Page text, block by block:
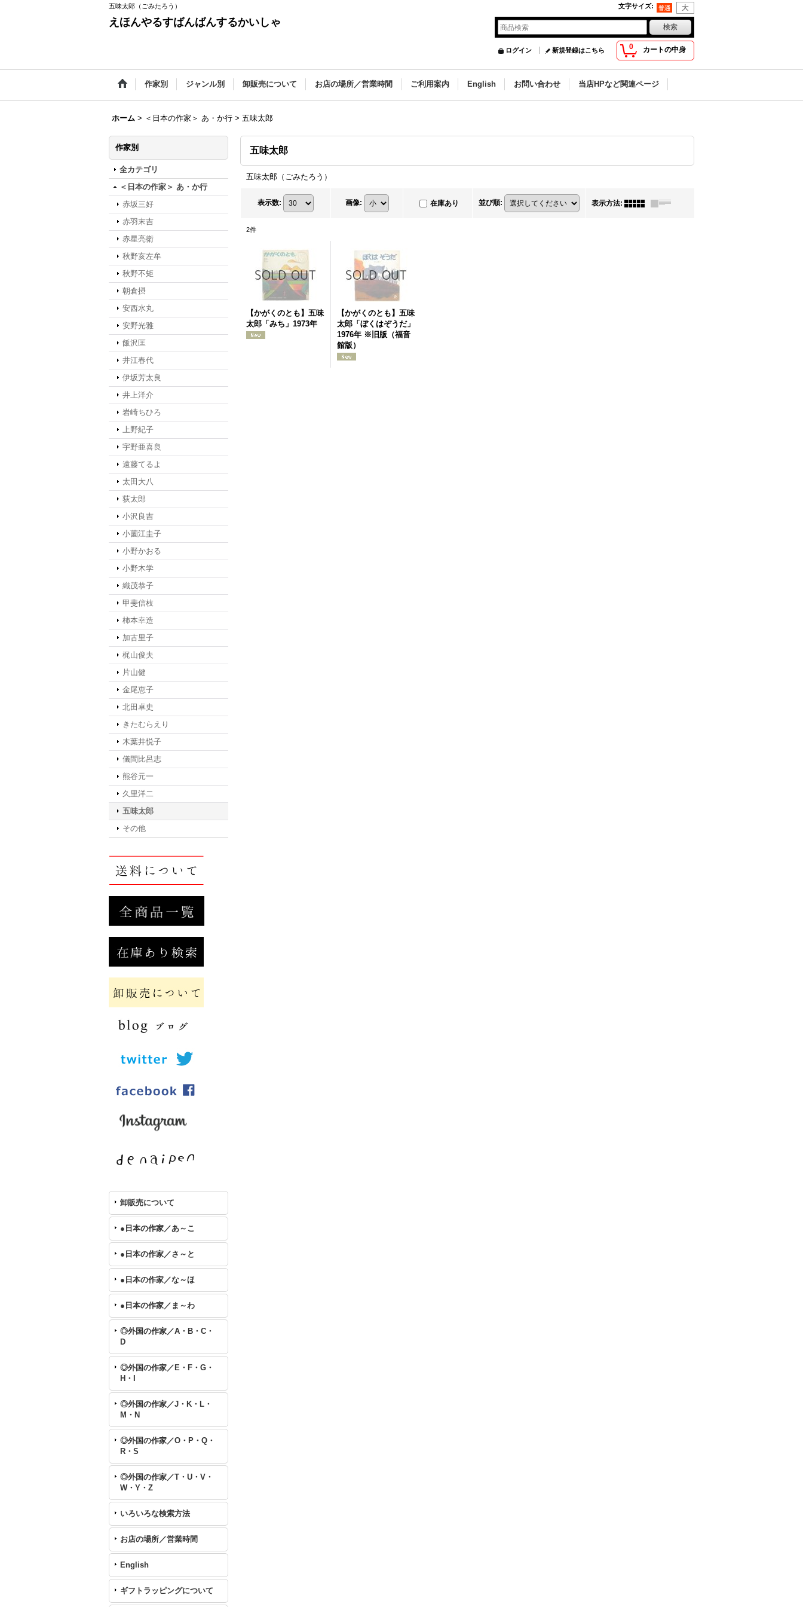
五味太郎（ごみたろう） 文字サイズ:
えほんやるすばんばんするかいしゃ
0 カートの中身
ログイン 新規登録はこちら
作家別 ジャンル別 卸販売について お店の場所／営業時間 ご利用案内 English お問い合わせ 当店HPなど関連ページ
ホーム > ＜日本の作家＞ あ・か行 > 五味太郎
作家別
全カテゴリ
＜日本の作家＞ あ・か行
赤坂三好
赤羽末吉
赤星亮衛
秋野亥左牟
秋野不矩
朝倉摂
安西水丸
安野光雅
飯沢匡
井江春代
伊坂芳太良
井上洋介
岩崎ちひろ
上野紀子
宇野亜喜良
遠藤てるよ
太田大八
荻太郎
小沢良吉
小薗江圭子
小野かおる
小野木学
織茂恭子
甲斐信枝
柿本幸造
加古里子
梶山俊夫
片山健
金尾恵子
北田卓史
きたむらえり
木葉井悦子
儀間比呂志
熊谷元一
久里洋二
五味太郎
その他
卸販売について
●日本の作家／あ～こ
●日本の作家／さ～と
●日本の作家／な～ほ
●日本の作家／ま～わ
◎外国の作家／A・B・C・
D
◎外国の作家／E・F・G・
H・I
◎外国の作家／J・K・L・
M・N
◎外国の作家／O・P・Q・
R・S
◎外国の作家／T・U・V・
W・Y・Z
いろいろな検索方法
お店の場所／営業時間
English
ギフトラッピングについて
五味太郎
五味太郎（ごみたろう）
表示数: 画像: 在庫あり 並び順: 表示方法:
2件
【かがくのとも】五味
太郎「みち」1973年
【かがくのとも】五味
太郎「ぼくはぞうだ」
1976年 ※旧版（福音
館版）